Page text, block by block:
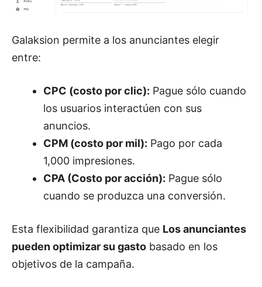
Galaksion permite a los anunciantes elegir
entre:
CPC (costo por clic): Pague sólo cuando
los usuarios interactúen con sus
anuncios.
CPM (costo por mil): Pago por cada
1,000 impresiones.
CPA (Costo por acción): Pague sólo
cuando se produzca una conversión.
Esta flexibilidad garantiza que Los anunciantes
pueden optimizar su gasto basado en los
objetivos de la campaña.